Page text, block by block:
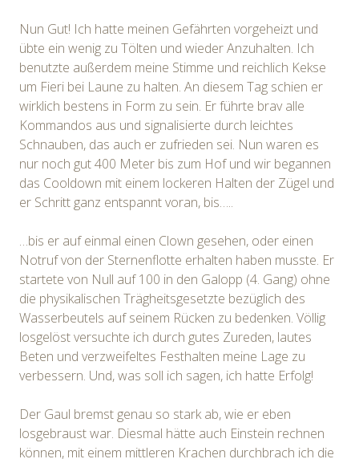
Nun Gut! Ich hatte meinen Gefährten vorgeheizt und
übte ein wenig zu Tölten und wieder Anzuhalten. Ich
benutzte außerdem meine Stimme und reichlich Kekse
um Fieri bei Laune zu halten. An diesem Tag schien er
wirklich bestens in Form zu sein. Er führte brav alle
Kommandos aus und signalisierte durch leichtes
Schnauben, das auch er zufrieden sei. Nun waren es
nur noch gut 400 Meter bis zum Hof und wir begannen
das Cooldown mit einem lockeren Halten der Zügel und
er Schritt ganz entspannt voran, bis…..
…bis er auf einmal einen Clown gesehen, oder einen
Notruf von der Sternenflotte erhalten haben musste. Er
startete von Null auf 100 in den Galopp (4. Gang) ohne
die physikalischen Trägheitsgesetzte bezüglich des
Wasserbeutels auf seinem Rücken zu bedenken. Völlig
losgelöst versuchte ich durch gutes Zureden, lautes
Beten und verzweifeltes Festhalten meine Lage zu
verbessern. Und, was soll ich sagen, ich hatte Erfolg!
Der Gaul bremst genau so stark ab, wie er eben
losgebraust war. Diesmal hätte auch Einstein rechnen
können, mit einem mittleren Krachen durchbrach ich die